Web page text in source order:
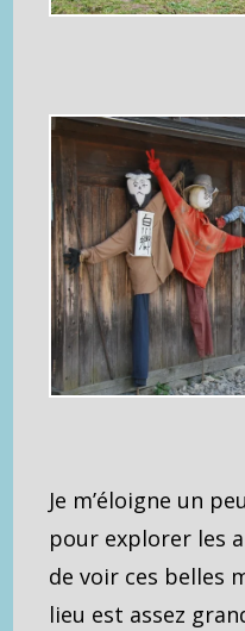
Je m’éloigne un
pour explorer les
de voir ces belles
lieu est assez